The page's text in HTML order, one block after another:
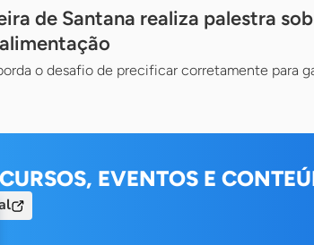
de Santana realiza palestra
o desafio de precificar corretamente para
EVENTOS E